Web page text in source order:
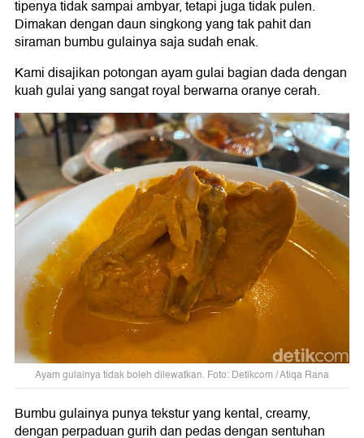
tipenya tidak sampai ambyar, tetapi juga tidak pulen.
Dimakan dengan daun singkong yang tak pahit dan
siraman bumbu gulainya saja sudah enak.
Kami disajikan potongan ayam gulai bagian dada dengan
kuah gulai yang sangat royal berwarna oranye cerah.
Ayam gulainya tidak boleh dilewatkan. Foto: Detikcom / Atiqa Rana
Bumbu gulainya punya tekstur yang kental, creamy,
dengan perpaduan gurih dan pedas dengan sentuhan